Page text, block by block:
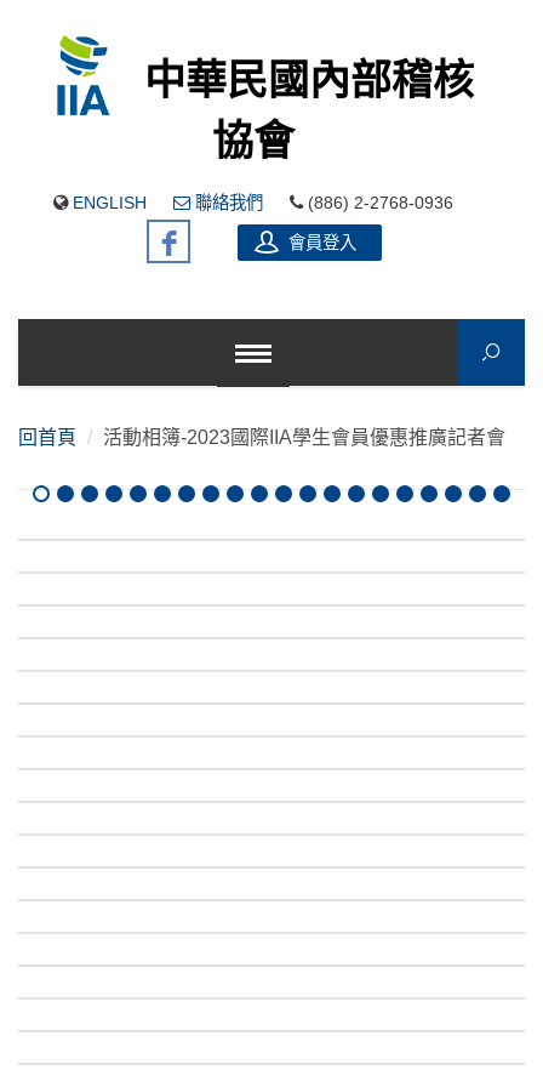
中華民國內部稽核
協會
ENGLISH 聯絡我們 (886) 2-2768-0936
會員登入
回首頁 活動相簿-2023國際IIA學生會員優惠推廣記者會